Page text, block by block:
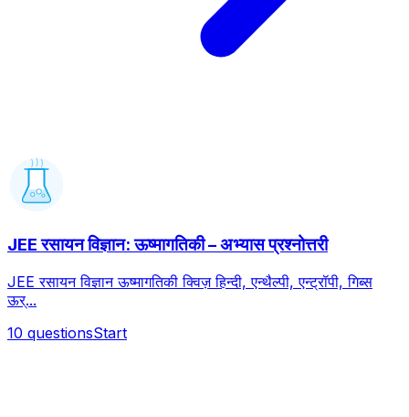
JEE रसायन विज्ञान: ऊष्मागतिकी – अभ्यास प्रश्नोत्तरी
JEE रसायन विज्ञान ऊष्मागतिकी क्विज़ हिन्दी, एन्थैल्पी, एन्ट्रॉपी, गिब्स
ऊर्...
10 questionsStart